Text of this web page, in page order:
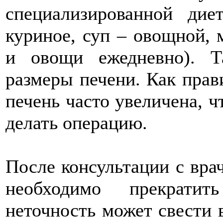
специализированной
куриное, суп – овощной,
и овощи ежедневно).
размеры печени. Как
печень часто увеличена,
делать операцию.
После консультации с
необходимо
неточность может